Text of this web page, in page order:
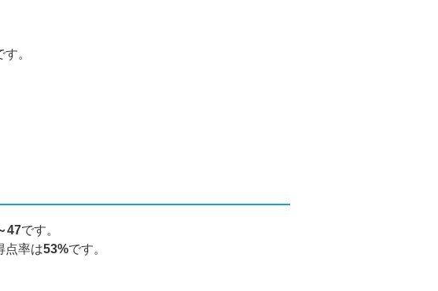
す。
47です。
点率は53%です。